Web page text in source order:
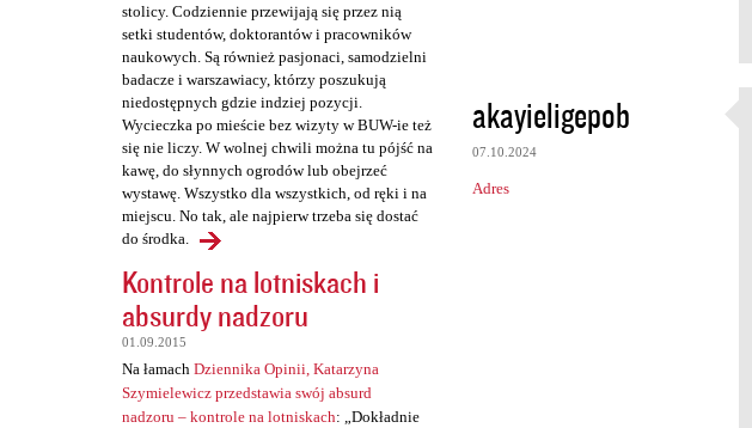
stolicy. Codziennie przewijają się przez nią
setki studentów, doktorantów i pracowników
naukowych. Są również pasjonaci, samodzielni
badacze i warszawiacy, którzy poszukują
niedostępnych gdzie indziej pozycji.
Wycieczka po mieście bez wizyty w BUW-ie też
się nie liczy. W wolnej chwili można tu pójść na
kawę, do słynnych ogrodów lub obejrzeć
wystawę. Wszystko dla wszystkich, od ręki i na
miejscu. No tak, ale najpierw trzeba się dostać
do środka.
Kontrole na lotniskach i
absurdy nadzoru
01.09.2015
Na łamach Dziennika Opinii, Katarzyna
Szymielewicz przedstawia swój absurd
nadzoru – kontrole na lotniskach: „Dokładnie
akayieligepob
07.10.2024
Adres